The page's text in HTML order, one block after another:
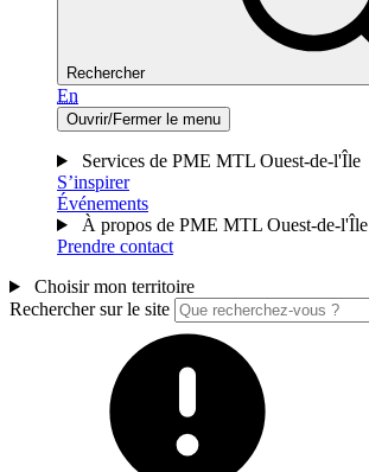
Rechercher
En
Ouvrir/Fermer le menu
Services de PME MTL Ouest-de-l'Île
S’inspirer
Événements
À propos de PME MTL Ouest-de-l'Île
Prendre contact
Choisir mon territoire
Rechercher sur le site